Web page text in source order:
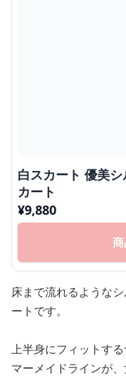
白スカート 優美
カート
¥9,880
床まで流れるような
ートです。
上半身にフィットす
マーメイドラインが